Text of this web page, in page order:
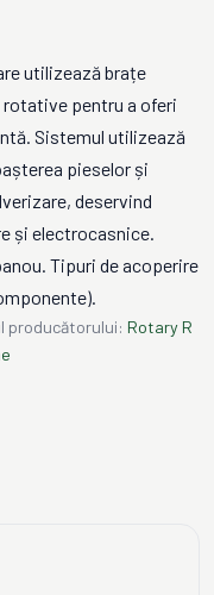
utilizează brațe
pentru a oferi
Sistemul utilizează
pieselor și
deservind
și electrocasnice.
Tipuri de acoperire
producătorului: Rotary R